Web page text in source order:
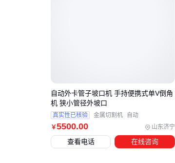
￥5500.00 山东济宁
自动外卡管子坡口机 手持便携式单V倒角
机 狭小管径外坡口
真实性已核验 金属切割机 自动
查看电话 在线咨询